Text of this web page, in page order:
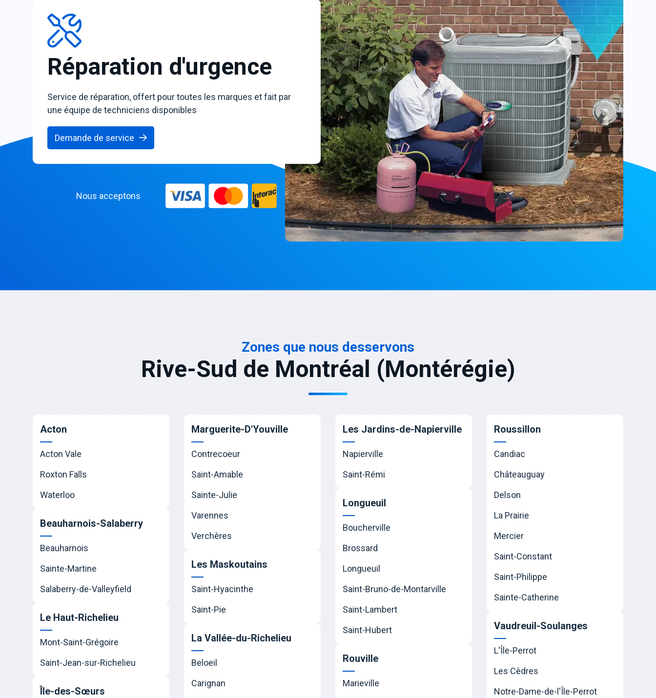
Réparation d'urgence
Service de réparation, offert pour toutes les marques et fait par
une équipe de techniciens disponibles
Demande de service
Nous acceptons
Zones que nous desservons
Rive-Sud de Montréal (Montérégie)
Acton
Acton Vale
Roxton Falls
Waterloo
Beauharnois-Salaberry
Beauharnois
Sainte-Martine
Salaberry-de-Valleyfield
Le Haut-Richelieu
Mont-Saint-Grégoire
Saint-Jean-sur-Richelieu
Île-des-Sœurs
Marguerite-D'Youville
Contrecoeur
Saint-Amable
Sainte-Julie
Varennes
Verchères
Les Maskoutains
Saint-Hyacinthe
Saint-Pie
La Vallée-du-Richelieu
Beloeil
Carignan
Les Jardins-de-Napierville
Napierville
Saint-Rémi
Longueuil
Boucherville
Brossard
Longueuil
Saint-Bruno-de-Montarville
Saint-Lambert
Saint-Hubert
Rouville
Marieville
Roussillon
Candiac
Châteauguay
Delson
La Prairie
Mercier
Saint-Constant
Saint-Philippe
Sainte-Catherine
Vaudreuil-Soulanges
L'Île-Perrot
Les Cèdres
Notre-Dame-de-l'Île-Perrot